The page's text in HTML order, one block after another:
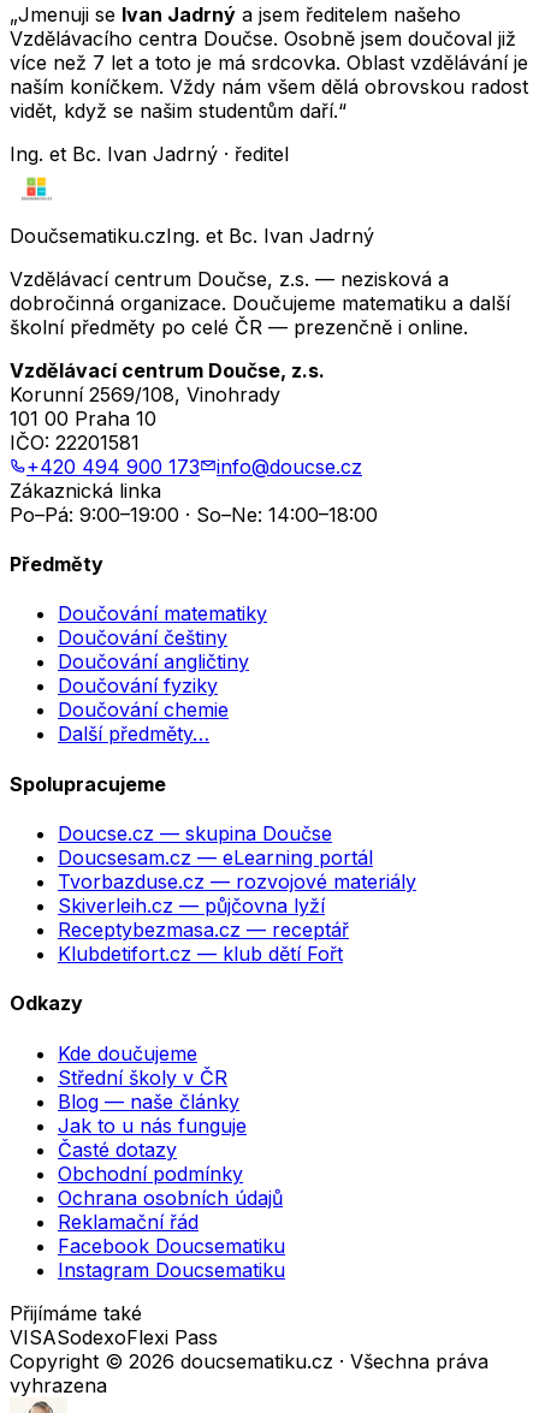
„Jmenuji se Ivan Jadrný a jsem ředitelem našeho
Vzdělávacího centra Doučse. Osobně jsem doučoval již
více než 7 let a toto je má srdcovka. Oblast vzdělávání je
naším koníčkem. Vždy nám všem dělá obrovskou radost
vidět, když se našim studentům daří.“
Ing. et Bc. Ivan Jadrný · ředitel
Doučsematiku.czIng. et Bc. Ivan Jadrný
Vzdělávací centrum Doučse, z.s. — nezisková a
dobročinná organizace. Doučujeme matematiku a další
školní předměty po celé ČR — prezenčně i online.
Vzdělávací centrum Doučse, z.s.
Korunní 2569/108, Vinohrady
101 00 Praha 10
IČO: 22201581
+420 494 900 173
info@doucse.cz
Zákaznická linka
Po–Pá: 9:00–19:00 · So–Ne: 14:00–18:00
Předměty
Doučování matematiky
Doučování češtiny
Doučování angličtiny
Doučování fyziky
Doučování chemie
Další předměty…
Spolupracujeme
Doucse.cz — skupina Doučse
Doucsesam.cz — eLearning portál
Tvorbazduse.cz — rozvojové materiály
Skiverleih.cz — půjčovna lyží
Receptybezmasa.cz — receptář
Klubdetifort.cz — klub dětí Fořt
Odkazy
Kde doučujeme
Střední školy v ČR
Blog — naše články
Jak to u nás funguje
Časté dotazy
Obchodní podmínky
Ochrana osobních údajů
Reklamační řád
Facebook Doucsematiku
Instagram Doucsematiku
Přijímáme také
VISASodexoFlexi Pass
Copyright © 2026 doucsematiku.cz · Všechna práva
vyhrazena